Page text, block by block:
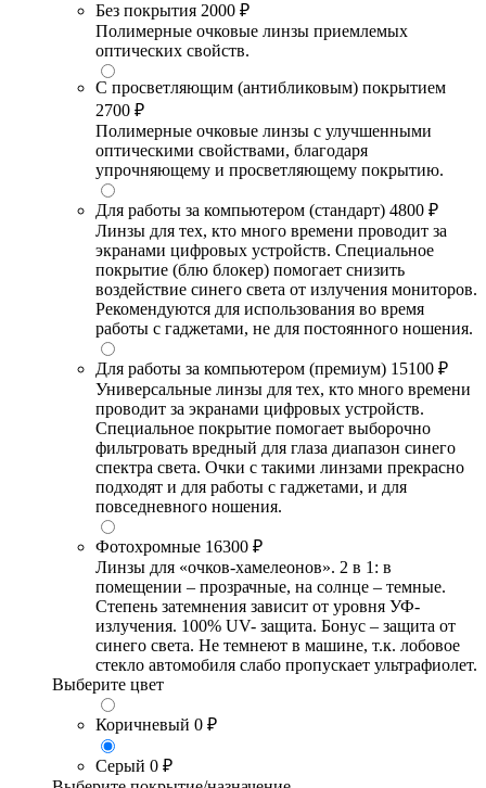
Без покрытия 2000 ₽
Полимерные очковые линзы приемлемых
оптических свойств.
С просветляющим (антибликовым) покрытием
2700 ₽
Полимерные очковые линзы с улучшенными
оптическими свойствами, благодаря
упрочняющему и просветляющему покрытию.
Для работы за компьютером (стандарт) 4800 ₽
Линзы для тех, кто много времени проводит за
экранами цифровых устройств. Специальное
покрытие (блю блокер) помогает снизить
воздействие синего света от излучения мониторов.
Рекомендуются для использования во время
работы с гаджетами, не для постоянного ношения.
Для работы за компьютером (премиум) 15100 ₽
Универсальные линзы для тех, кто много времени
проводит за экранами цифровых устройств.
Специальное покрытие помогает выборочно
фильтровать вредный для глаза диапазон синего
спектра света. Очки с такими линзами прекрасно
подходят и для работы с гаджетами, и для
повседневного ношения.
Фотохромные 16300 ₽
Линзы для «очков-хамелеонов». 2 в 1: в
помещении – прозрачные, на солнце – темные.
Степень затемнения зависит от уровня УФ-
излучения. 100% UV- защита. Бонус – защита от
синего света. Не темнеют в машине, т.к. лобовое
стекло автомобиля слабо пропускает ультрафиолет.
Выберите цвет
Коричневый 0 ₽
Серый 0 ₽